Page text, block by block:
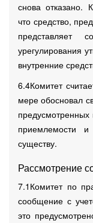
снова отказано.
что средство,
представляет
урегулирования
внутренние
6.4Комитет
мере обосновал
приемлемости
существу.
Рассмотрение
7.1Комитет по
сообщение с
это